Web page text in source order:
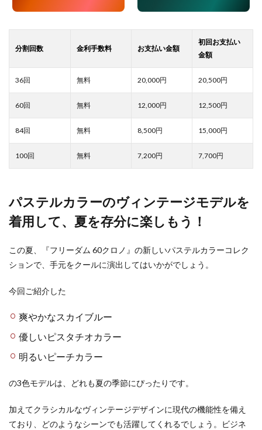
20,000 20,500
12,000 12,500
8,500 15,000
7,200 7,700
パステルカラーのヴィンテージモデルを
着用して、夏を存分に楽しもう！
この夏、『フリーダム 60クロノ』の新しいパステルカラーコレク
ションで、手元をクールに演出してはいかがでしょう。
今回ご紹介した
爽やかなスカイブルー
優しいピスタチオカラー
明るいピーチカラー
の3色モデルは、どれも夏の季節にぴったりです。
加えてクラシカルなヴィンテージデザインに現代の機能性を備え
ており、どのようなシーンでも活躍してくれるでしょう。ビジネ